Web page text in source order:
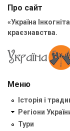
Про сайт
«Україна
краєзнавства.
Меню
Історія і
Регіони
Тури